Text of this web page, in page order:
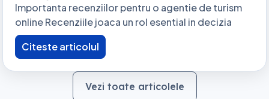
Importanta recenziilor pentru o agentie de turism
online Recenziile joaca un rol esential in decizia
Citeste articolul
Vezi toate articolele